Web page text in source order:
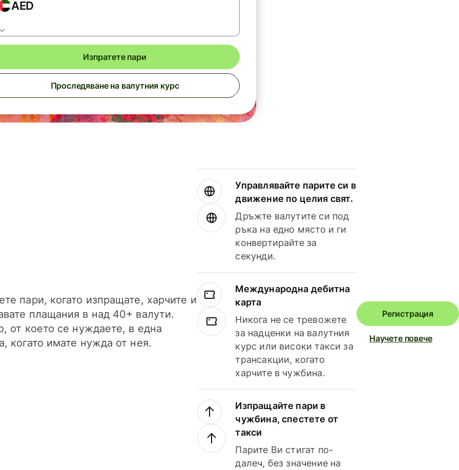
AED
Изпратете пари
Проследяване на валутния курс
пари, когато изпращате, харчите и
плащания в над 40+ валути.
от което се нуждаете, в една
когато имате нужда от нея.
Управлявайте парите си в
движение по целия свят.
Дръжте валутите си под
ръка на едно място и ги
конвертирайте за
секунди.
Международна дебитна
карта
Никога не се тревожете
за надценки на валутния
курс или високи такси за
трансакции, когато
харчите в чужбина.
Изпращайте пари в
чужбина, спестете от
такси
Парите Ви стигат по-
далеч, без значение на
Регистрация
Научете повече